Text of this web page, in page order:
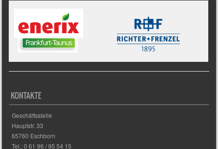
KONTAKTE
Geschäftsstelle
Hauptstr. 33
65760 Eschborn
Tel.: 0 61 96 / 95 54 15